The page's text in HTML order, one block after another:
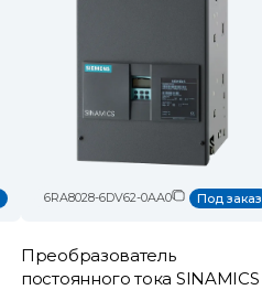
6RA8028-6DV62-0AA0 Под заказ
Преобразователь
постоянного тока SINAMICS